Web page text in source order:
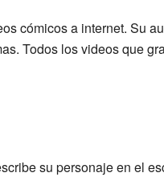
cómicos a internet. Su
Todos los videos que
su personaje en el